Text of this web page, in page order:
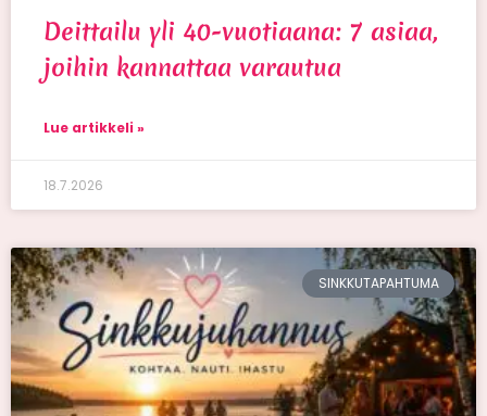
Deittailu yli 40-vuotiaana: 7 asiaa,
joihin kannattaa varautua
Lue artikkeli »
18.7.2026
SINKKUTAPAHTUMA